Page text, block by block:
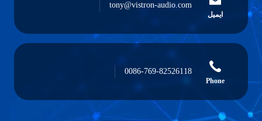
ایمیل
tony@vistron-audio.com
Phone
0086-769-82526118